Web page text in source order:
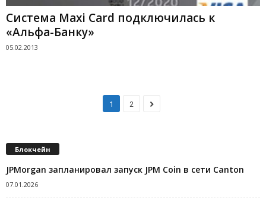
Система Maxi Card подключилась к
«Альфа-Банку»
05.02.2013
1 2
Блокчейн
JPMorgan запланировал запуск JPM Coin в сети Canton
07.01.2026